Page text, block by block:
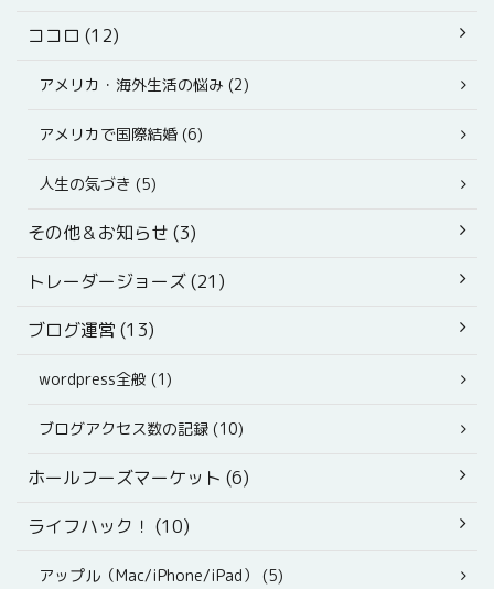
ココロ (12)
アメリカ・海外生活の悩み (2)
アメリカで国際結婚 (6)
人生の気づき (5)
その他＆お知らせ (3)
トレーダージョーズ (21)
ブログ運営 (13)
wordpress全般 (1)
ブログアクセス数の記録 (10)
ホールフーズマーケット (6)
ライフハック！ (10)
アップル（Mac/iPhone/iPad） (5)